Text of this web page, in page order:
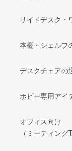
サイドデスク・
本棚・シェルフ
デスクチェアの
ホビー専用アイ
オフィス向け
（ミーティング